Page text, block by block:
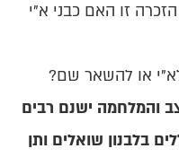
זו האם כבני א"י
או להשאר שם?
והמלחמה ישנם רבים
בלבנון שואלים ותן